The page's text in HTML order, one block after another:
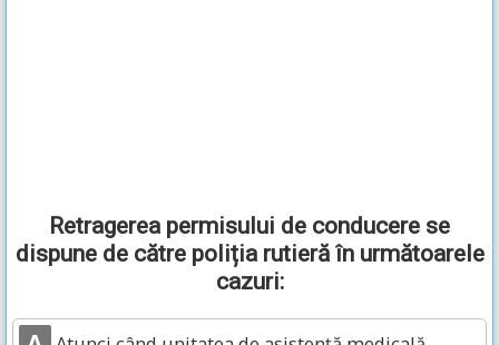
Retragerea permisului de conducere se
dispune de către poliția rutieră în următoarele
cazuri: